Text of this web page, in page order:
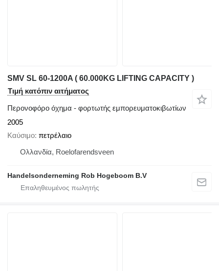
SMV SL 60-1200A ( 60.000KG LIFTING CAPACITY )
Τιμή κατόπιν αιτήματος
Περονοφόρο όχημα - φορτωτής εμπορευματοκιβωτίων
2005
Καύσιμο πετρέλαιο
Ολλανδία, Roelofarendsveen
Handelsonderneming Rob Hogeboom B.V